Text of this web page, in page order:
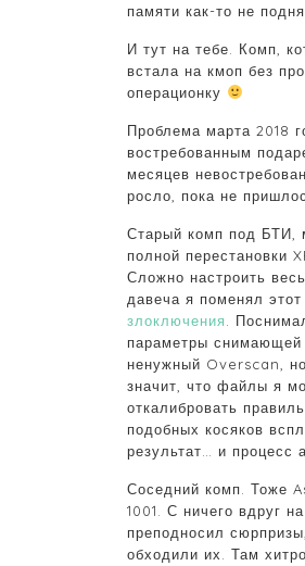
памяти как-то не
И тут на тебе. Комп,
встала на кмоп без
операционку
Проблема марта 2018
востребованным
месяцев
росло, пока не
Старый комп под БТИ,
полной перестановки
Сложно настроить
давеча я поменял
злоключения
.
параметры снимающей
ненужный Overscan,
значит, что файлы я
откалибровать
подобных косяков
результат… и процесс
Соседний комп. Тоже
1001. С ничего вдруг
преподносил
обходили их. Там